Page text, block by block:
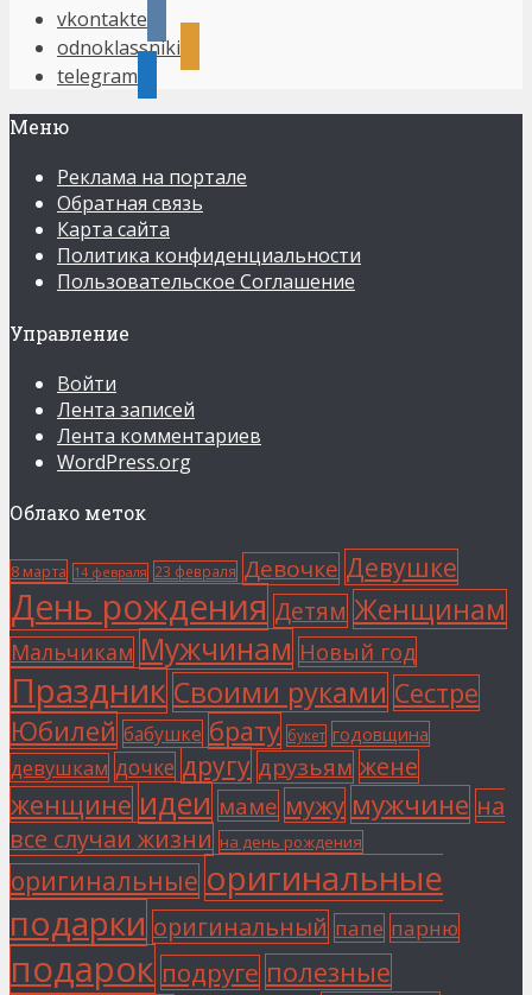
vkontakte
odnoklassniki
telegram
Меню
Реклама на портале
Обратная связь
Карта сайта
Политика конфиденциальности
Пользовательское Соглашение
Управление
Войти
Лента записей
Лента комментариев
WordPress.org
Облако меток
8 марта 14 февраля 23 февраля Девочке Девушке
День рождения Детям Женщинам
Мальчикам Мужчинам Новый год
Праздник Своими руками Сестре
Юбилей бабушке брату букет годовщина
девушкам дочке другу друзьям жене
женщине идеи маме мужу мужчине на
все случаи жизни на день рождения
оригинальные оригинальные
подарки оригинальный папе парню
подарок подруге полезные